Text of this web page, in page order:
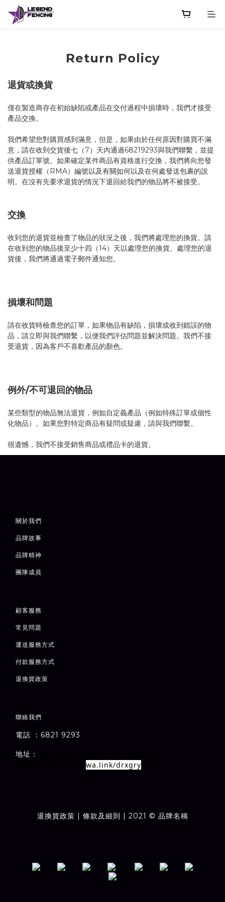
Return Policy
退貨或換貨
僅在製造商存在初始缺陷或產品在交付過程中損壞時，我們才接受
產品交換。
我們希望您對購買感到滿意，但是，如果由於任何原因對購買不滿
意，請在收到交貨後七（7）天內通過68219293與我們聯繫，並提
供產品訂單號。如果確定某件商品有資格進行交換，我們將向您發
送退貨授權（RMA）編號以及有關如何以及在何處發送包裹的說
明。在沒有先要求退貨的情況下退回給我們的物品將不被接受。
交換
收到您的退貨並檢查了物品的狀況之後，我們將處理您的換貨。請
在收到您的物品後至少十四（14）天以處理您的換貨。處理您的退
貨後，我們將通過電子郵件通知您。
損壞和問題
請在收貨時檢查您的訂單，如果物品有缺陷，損壞或收到錯誤的物
品，請立即與我們聯繫，以便我們評估問題並解決問題。我們不接
受退貨，因為客戶不喜歡產品的顏色。
例外/不可退回的物品
某些類型的物品無法退貨，例如自定義產品（例如特殊訂單或個性
化物品）。如果您對特定商品有疑問或疑慮，請與我們聯繫。
很遺憾，我們不接受銷售商品或禮品卡的退貨。
關於我們
品牌故事
品牌精神
團隊成員
顧客服務
常見問題
運送服務方式
付款服務方式
退換貨政策
聯絡我們
電話 ：6821 9293
地址：
wa.link/drxgry
退換貨政策 | 條款及細則 | 2021 © 品牌名稱